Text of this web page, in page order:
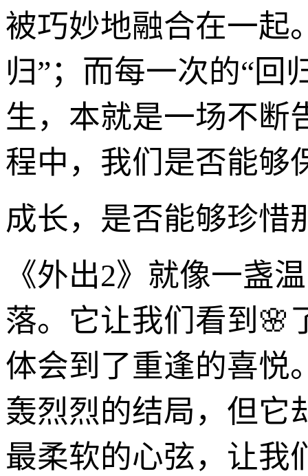
被巧妙地融合在一起
归”；而每一次的“回
生，本就是一场不断
程中，我们是否能够
成长，是否能够珍惜
《外出2》就像一盏
落。它让我们看到🌸
体会到了重逢的喜悦
轰烈烈的结局，但它
最柔软的心弦，让我